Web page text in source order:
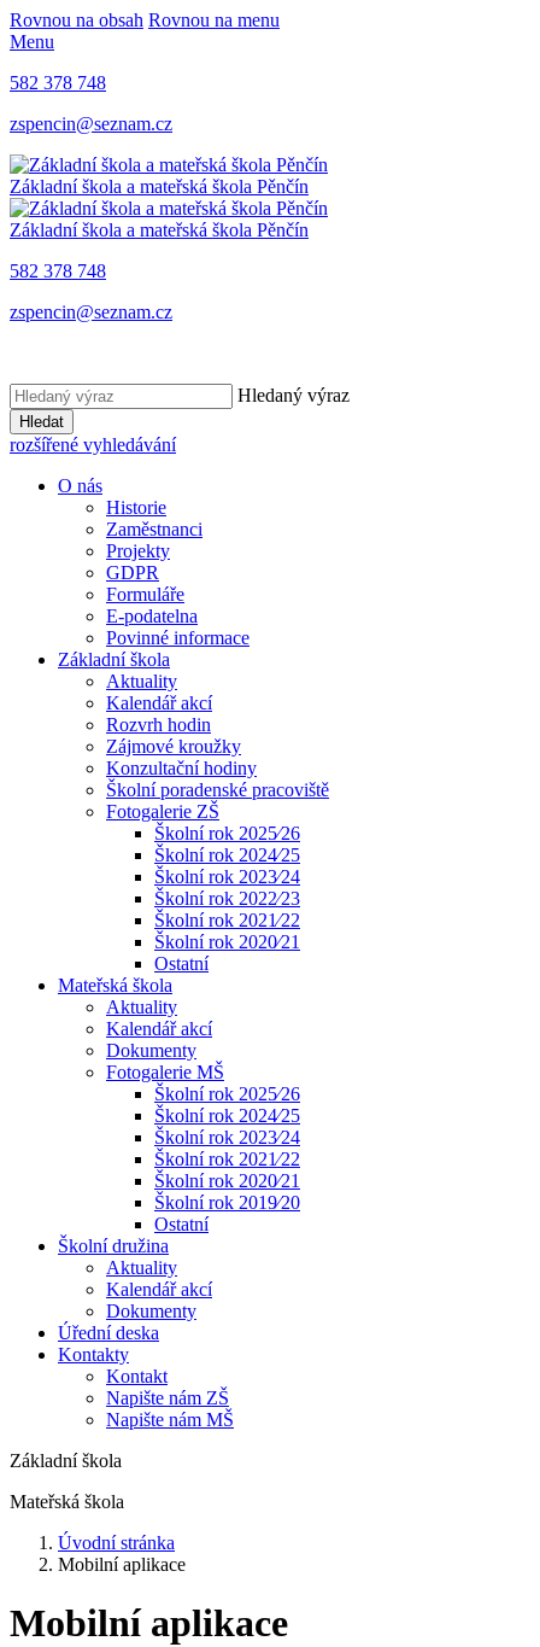
Rovnou na obsah Rovnou na menu
Menu
582 378 748
zspencin@seznam.cz
Základní škola a mateřská škola Pěnčín
Základní škola a mateřská škola Pěnčín
582 378 748
zspencin@seznam.cz
Hledaný výraz
Hledat
rozšířené vyhledávání
O nás
Historie
Zaměstnanci
Projekty
GDPR
Formuláře
E-podatelna
Povinné informace
Základní škola
Aktuality
Kalendář akcí
Rozvrh hodin
Zájmové kroužky
Konzultační hodiny
Školní poradenské pracoviště
Fotogalerie ZŠ
Školní rok 2025⁄26
Školní rok 2024⁄25
Školní rok 2023⁄24
Školní rok 2022⁄23
Školní rok 2021⁄22
Školní rok 2020⁄21
Ostatní
Mateřská škola
Aktuality
Kalendář akcí
Dokumenty
Fotogalerie MŠ
Školní rok 2025⁄26
Školní rok 2024⁄25
Školní rok 2023⁄24
Školní rok 2021⁄22
Školní rok 2020⁄21
Školní rok 2019⁄20
Ostatní
Školní družina
Aktuality
Kalendář akcí
Dokumenty
Úřední deska
Kontakty
Kontakt
Napište nám ZŠ
Napište nám MŠ
Základní škola
Mateřská škola
Úvodní stránka
Mobilní aplikace
Mobilní aplikace